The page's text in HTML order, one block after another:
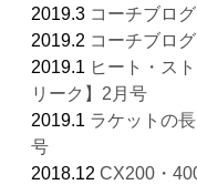
2019.3 コーチブロ
2019.2 コーチブロ
2019.1 ヒート・ス
リーク】2月号
2019.1 ラケットの
号
2018.12 CX200・